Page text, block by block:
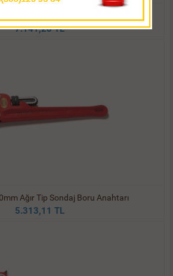
7.141,28 TL
Ağır Tip Sondaj Boru Anahtarı
5.313,11 TL